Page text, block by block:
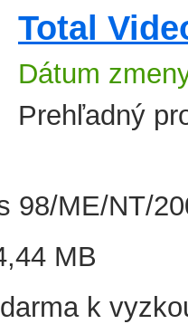
Total
Dátum
Prehľadný
98/ME/NT/
MB
k